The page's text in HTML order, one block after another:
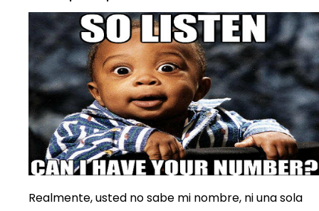
Realmente, usted no sabe mi nombre, ni una sola